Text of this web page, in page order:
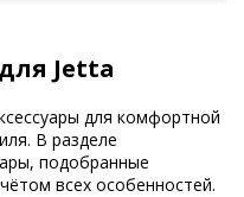
Jetta
для комфортной
В разделе
подобранные
всех особенностей.